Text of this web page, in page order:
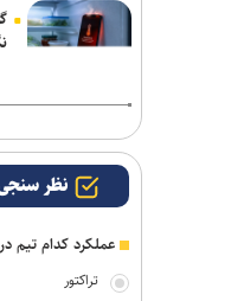
نظر
عملکرد کدام تیم
تراکتور